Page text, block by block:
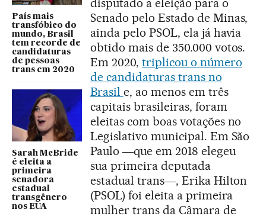
País mais
transfóbico do
mundo, Brasil
tem recorde de
candidaturas
de pessoas
trans em 2020
Sarah McBride
é eleita a
primeira
senadora
estadual
transgênero
nos EUA
Senado pelo Estado de Minas,
ainda pelo PSOL, ela já havia
obtido mais de 350.000 votos.
Em 2020, triplicou o número
de candidaturas trans no
Brasil e, ao menos em três
capitais brasileiras, foram
eleitas com boas votações no
Legislativo municipal. Em São
Paulo ―que em 2018 elegeu
sua primeira deputada
estadual trans―, Erika Hilton
(PSOL) foi eleita a primeira
mulher trans da Câmara de